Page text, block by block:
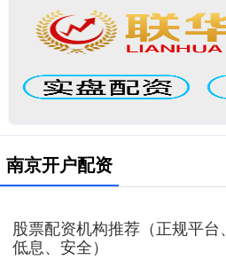
南京开户配资
股票配资机构推荐（正规平台、
低息、安全）